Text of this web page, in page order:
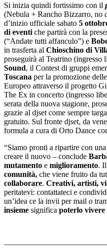
Si inizia quindi fortissimo con il
(Nebula + Rancho Bizzarro, no
d’inizio ufficiale sabato 5
di eventi che partirà con la
(“Andate tutti affanculo”) e
in trasferta al Chioschino di
proseguirà al Teatrino (ingresso
Sound, il Contest di gruppi
Toscana per la promozione
Europeo attraverso il progetto
The Ex in concerto (ingresso
serata della nuova stagione,
grazie al djset come sempre
gratuito. Sul fronte djset, da
formula a cura di Orto Dance
“Siamo pronti a ripartire con
creare il nuovo – conclude
mutamento e miglioramento. Il
comunità, che viene fruito da
collaborare. Creativi, artisti,
peritatevi: contattateci e
un’idea ce la invii per mail o
insieme significa poterlo